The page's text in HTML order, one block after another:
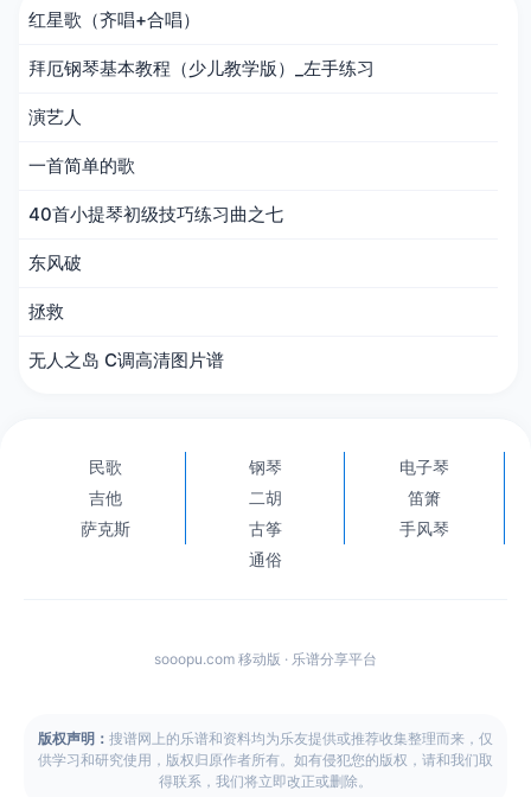
红星歌（齐唱+合唱）
拜厄钢琴基本教程（少儿教学版）_左手练习
演艺人
一首简单的歌
40首小提琴初级技巧练习曲之七
东风破
拯救
无人之岛 C调高清图片谱
民歌 钢琴
电子琴
吉他
二胡
笛箫
萨克斯
古筝
手风琴
通俗
sooopu.com 移动版 · 乐谱分享平台
版权声明： 搜谱网上的乐谱和资料均为乐友提供或推荐收集整理而来，仅
供学习和研究使用，版权归原作者所有。如有侵犯您的版权，请和我们取
得联系，我们将立即改正或删除。